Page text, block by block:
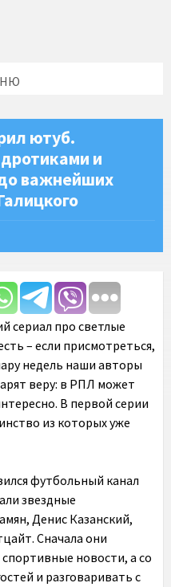
ютуб.
и
важнейших
сериал про светлые
– если присмотреться,
недель наши авторы
веру: в РПЛ может
В первой серии
из которых уже
футбольный канал
звездные
Денис Казанский,
Сначала они
новости, а со
и разговаривать с